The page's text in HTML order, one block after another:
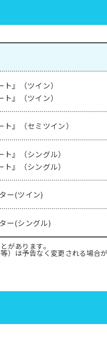
』（ツイン）
』（ツイン）
』（セミツイン）
』（シングル）
』（シングル）
ー(ツイン)
ー(シングル)
があります。
は予告なく変更される場合が